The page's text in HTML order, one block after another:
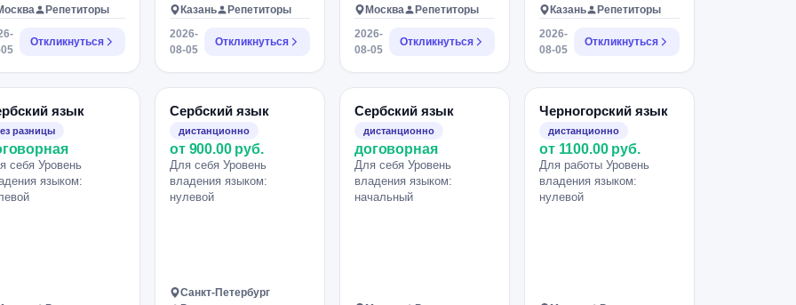
Репетиторы
Откликнуться
Казань
Репетиторы
2026-
08-05
Откликнуться
Москва
Репетиторы
2026-
08-05
Откликнуться
Казань
Репетиторы
2026-
08-05
Откликнуться
язык
разницы
себя Уровень
языком:
Сербский язык
дистанционно
от 900.00 руб.
Для себя Уровень
владения языком:
нулевой
Санкт-Петербург
Сербский язык
дистанционно
договорная
Для себя Уровень
владения языком:
начальный
Черногорский язык
дистанционно
от 1100.00 руб.
Для работы Уровень
владения языком:
нулевой